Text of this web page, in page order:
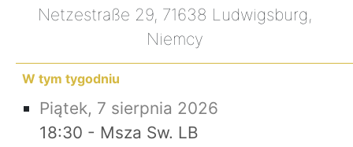
Netzestraße 29, 71638 Ludwigsburg,
Niemcy
W tym tygodniu
Piątek, 7 sierpnia 2026
18:30 - Msza Sw. LB